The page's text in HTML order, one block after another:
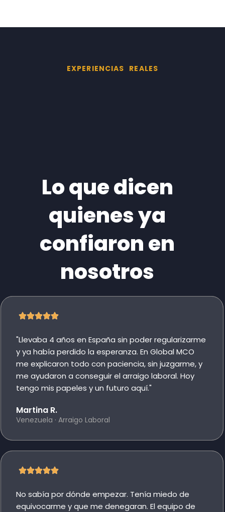
EXPERIENCIAS REALES
Lo que dicen
quienes ya
confiaron en
nosotros
"Llevaba 4 años en España sin poder regularizarme
y ya había perdido la esperanza. En Global MCO
me explicaron todo con paciencia, sin juzgarme, y
me ayudaron a conseguir el arraigo laboral. Hoy
tengo mis papeles y un futuro aquí."
Martina R.
Venezuela · Arraigo Laboral
No sabía por dónde empezar. Tenía miedo de
equivocarme y que me denegaran. El equipo de